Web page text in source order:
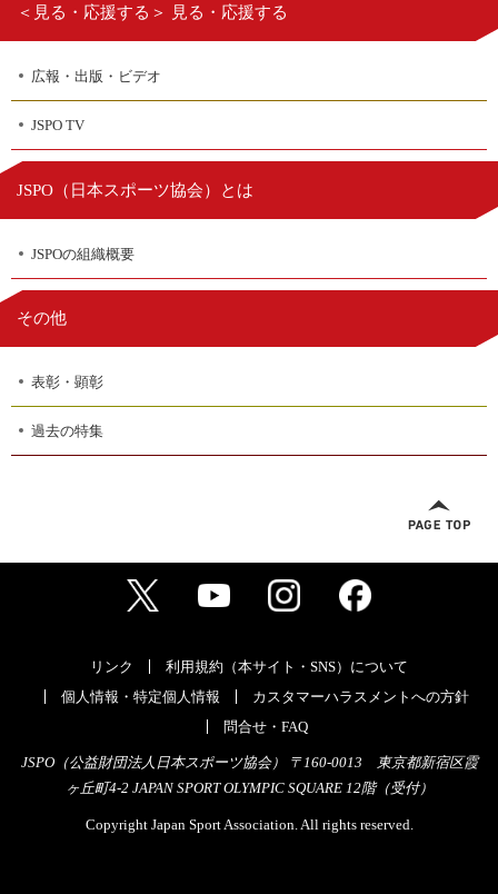
＜見る・応援する＞ 見る・応援する
広報・出版・ビデオ
JSPO TV
JSPO（ 日本スポーツ協会）とは
JSPOの組織概要
その他
表彰・顕彰
過去の特集
リンク
利用規約（本サイト・SNS）について
個人情報・特定個人情報
カスタマーハラスメントへの方針
問合せ・FAQ
JSPO（公益財団法人日本スポーツ協会） 〒160-0013 東京都新宿区霞
ヶ丘町4-2 JAPAN SPORT OLYMPIC SQUARE 12階（受付）
Copyright Japan Sport Association. All rights reserved.